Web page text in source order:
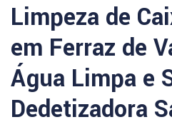
Limpeza de
em Ferraz de
Água Limpa e
Dedetizadora